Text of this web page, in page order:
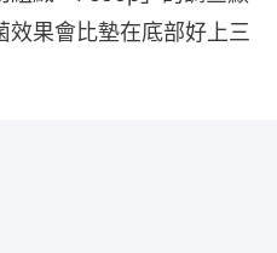
效果會比墊在底部好上三